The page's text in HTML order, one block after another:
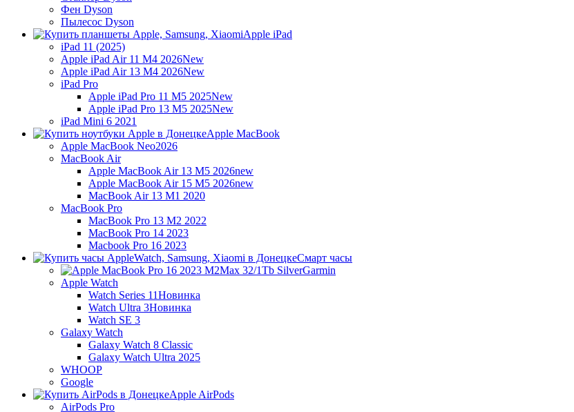
Фен Dyson
Пылесос Dyson
Apple iPad
iPad 11 (2025)
Apple iPad Air 11 M4 2026New
Apple iPad Air 13 M4 2026New
iPad Pro
Apple iPad Pro 11 M5 2025New
Apple iPad Pro 13 M5 2025New
iPad Mini 6 2021
Apple MacBook
Apple MacBook Neo2026
MacBook Air
Apple MacBook Air 13 M5 2026new
Apple MacBook Air 15 M5 2026new
MacBook Air 13 M1 2020
MacBook Pro
MacBook Pro 13 M2 2022
MacBook Pro 14 2023
Macbook Pro 16 2023
Смарт часы
Garmin
Apple Watch
Watch Series 11Новинка
Watch Ultra 3Новинка
Watch SE 3
Galaxy Watch
Galaxy Watch 8 Classic
Galaxy Watch Ultra 2025
WHOOP
Google
Apple AirPods
AirPods Pro